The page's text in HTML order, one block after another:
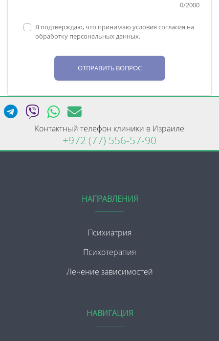
0/2000
Я подтверждаю, что принимаю условия согласия на
обработку персональных данных.
ОТПРАВИТЬ ВОПРОС
Контактный телефон клиники в Израиле
+972 (77) 556-57-90
НАПРАВЛЕНИЯ
Психиатрия
Психотерапия
Лечение зависимостей
НАВИГАЦИЯ